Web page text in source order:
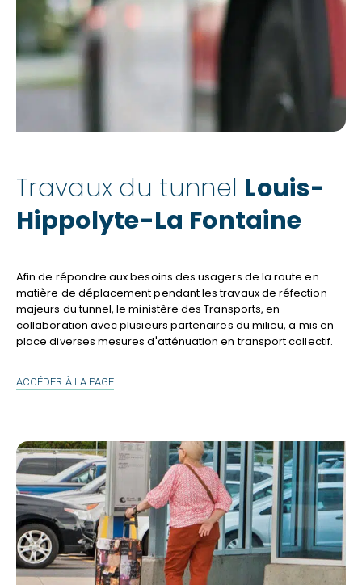
Travaux du tunnel Louis-
Hippolyte-La Fontaine
Afin de répondre aux besoins des usagers de la route en
matière de déplacement pendant les travaux de réfection
majeurs du tunnel, le ministère des Transports, en
collaboration avec plusieurs partenaires du milieu, a mis en
place diverses mesures d'atténuation en transport collectif.
ACCÉDER À LA PAGETRAVAUX
HIPPOLYTE-
LA
FONTAINE